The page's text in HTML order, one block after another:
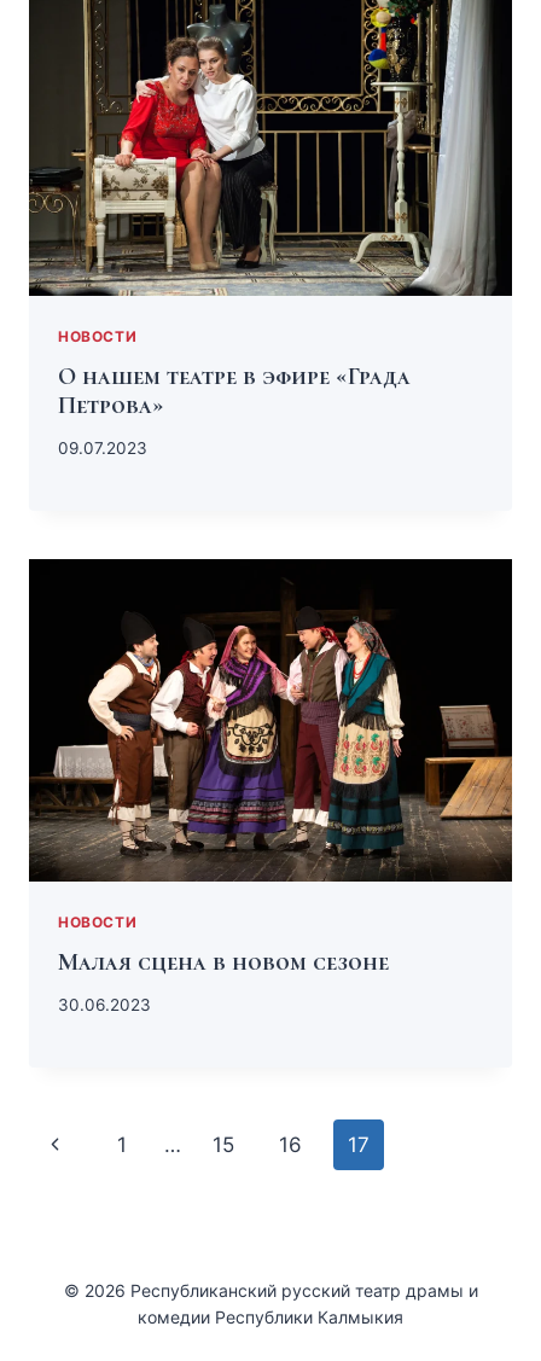
НОВОСТИ
О нашем театре в эфире «Града
Петрова»
09.07.2023
НОВОСТИ
Малая сцена в новом сезоне
30.06.2023
1 … 15 16 17
© 2026 Республиканский русский театр драмы и
комедии Республики Калмыкия